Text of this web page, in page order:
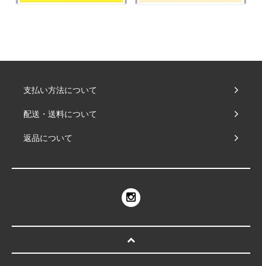
支払い方法について
配送・送料について
返品について